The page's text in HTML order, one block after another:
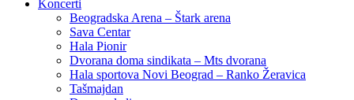
Koncerti
Beogradska Arena – Štark arena
Sava Centar
Hala Pionir
Dvorana doma sindikata – Mts dvorana
Hala sportova Novi Beograd – Ranko Žeravica
Tašmajdan